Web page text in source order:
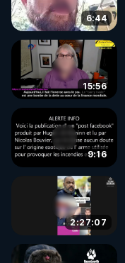
6:44
15:56
9:16
2:27:07